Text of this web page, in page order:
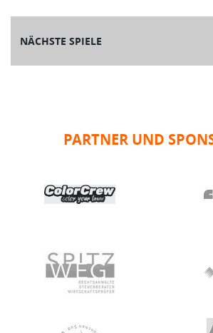
NÄCHSTE SPIELE
PARTNER UND